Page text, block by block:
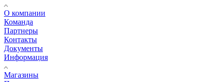
О компании
Команда
Партнеры
Контакты
Документы
Информация
Магазины